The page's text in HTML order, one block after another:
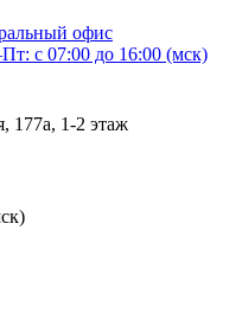
офис
с 07:00 до 16:00 (мск)
177а, ​1-2 этаж